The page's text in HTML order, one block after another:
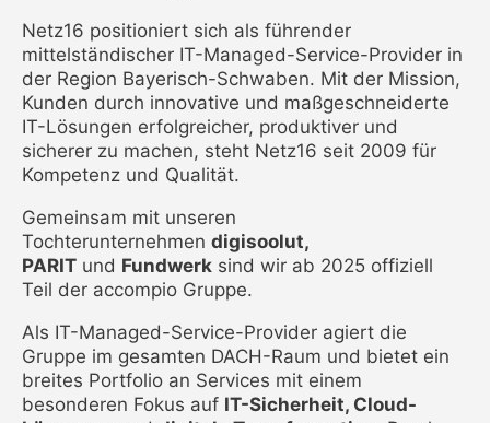
Netz16 positioniert sich als führender
mittelständischer IT-Managed-Service-Provider in
der Region Bayerisch-Schwaben. Mit der Mission,
Kunden durch innovative und maßgeschneiderte
IT-Lösungen erfolgreicher, produktiver und
sicherer zu machen, steht Netz16 seit 2009 für
Kompetenz und Qualität.
Gemeinsam mit unseren
Tochterunternehmen digisoolut,
PARIT und Fundwerk sind wir ab 2025 offiziell
Teil der accompio Gruppe.
Als IT-Managed-Service-Provider agiert die
Gruppe im gesamten DACH-Raum und bietet ein
breites Portfolio an Services mit einem
besonderen Fokus auf IT-Sicherheit, Cloud-